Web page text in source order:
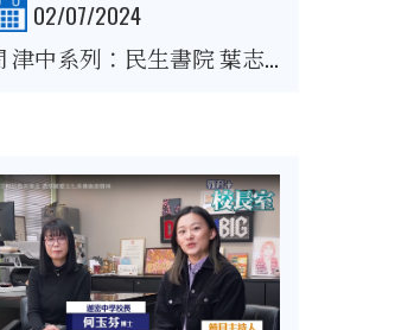
02/07/2024
津中系列：民生書院 葉志...